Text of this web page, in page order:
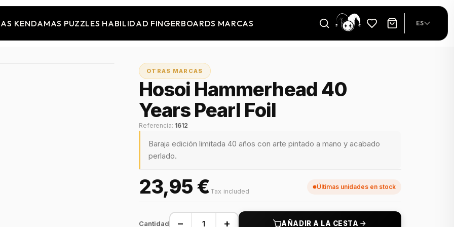
KENDAMAS PUZZLES HABILIDAD FINGERBOARDS MARCAS ES
OTRAS MARCAS
Hosoi Hammerhead 40
Years Pearl Foil
Referencia: 1612
Baraja edición limitada 40 años con arte pintado a mano y acabado
perlado.
23,95 € Tax included
Últimas unidades en stock
Cantidad − + AÑADIR A LA CESTA